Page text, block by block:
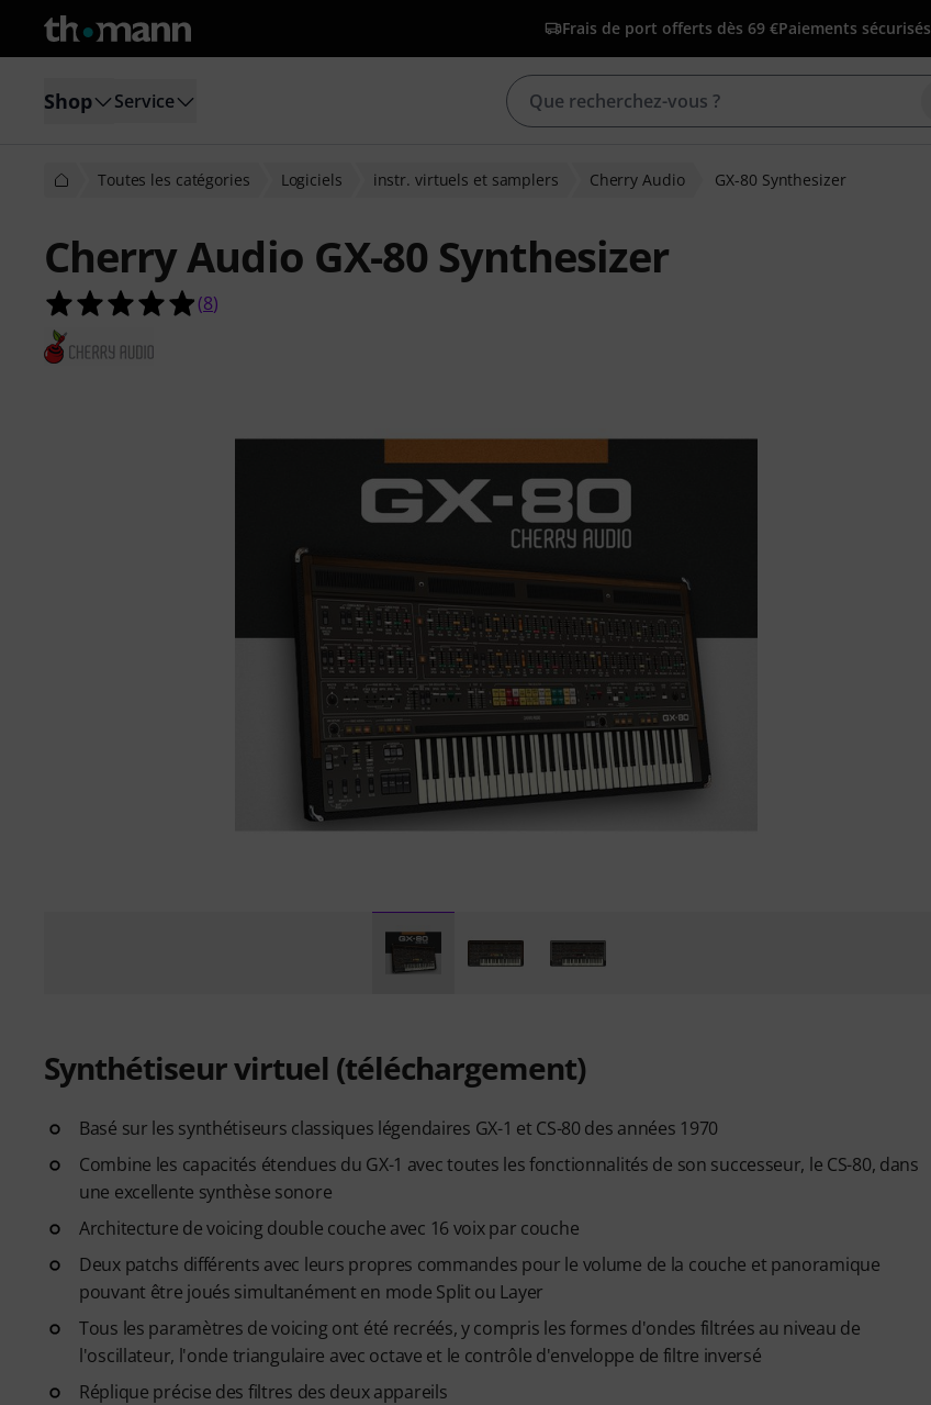
Frais de port offerts dès 69 €Paiements sécurisés
Shop Service
Toutes les catégories Logiciels instr. virtuels et samplers Cherry Audio GX-80 Synthesizer
Cherry Audio GX-80 Synthesizer
4.9 étoiles sur 5 d'après 8 évaluations clients
(8)
Synthétiseur virtuel (téléchargement)
Basé sur les synthétiseurs classiques légendaires GX-1 et CS-80 des années 1970
Combine les capacités étendues du GX-1 avec toutes les fonctionnalités de son successeur, le CS-80, dans
une excellente synthèse sonore
Architecture de voicing double couche avec 16 voix par couche
Deux patchs différents avec leurs propres commandes pour le volume de la couche et panoramique
pouvant être joués simultanément en mode Split ou Layer
Tous les paramètres de voicing ont été recréés, y compris les formes d'ondes filtrées au niveau de
l'oscillateur, l'onde triangulaire avec octave et le contrôle d'enveloppe de filtre inversé
Réplique précise des filtres des deux appareils